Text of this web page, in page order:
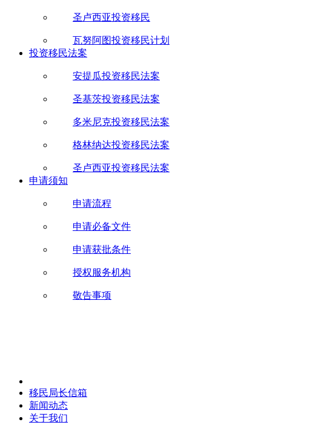
圣卢西亚投资移民
瓦努阿图投资移民计划
投资移民法案
安提瓜投资移民法案
圣基茨投资移民法案
多米尼克投资移民法案
格林纳达投资移民法案
圣卢西亚投资移民法案
申请须知
申请流程
申请必备文件
申请获批条件
授权服务机构
敬告事项
移民局长信箱
新闻动态
关于我们